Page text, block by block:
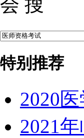
会 搜
特别推荐
2020
2021